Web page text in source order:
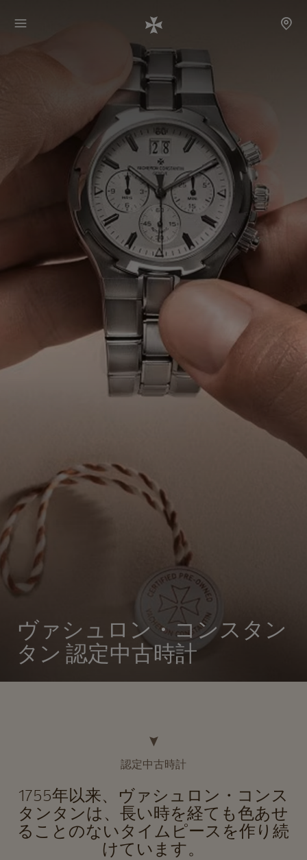
ヴァシュロン・コンスタン
タン 認定中古時計
認定中古時計
1755年以来、ヴァシュロン・コンス
タンタンは、長い時を経ても色あせ
ることのないタイムピースを作り続
けています。